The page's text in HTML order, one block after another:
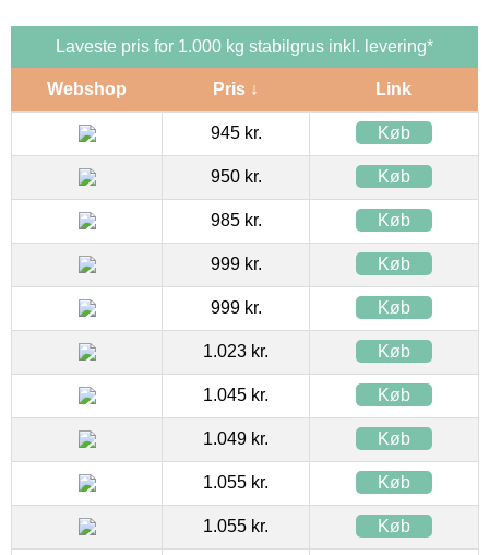
Laveste pris for 1.000 kg stabilgrus inkl. levering*
Webshop Pris ↓ Link
945 kr. Køb
950 kr. Køb
985 kr. Køb
999 kr. Køb
999 kr. Køb
1.023 kr. Køb
1.045 kr. Køb
1.049 kr. Køb
1.055 kr. Køb
1.055 kr. Køb